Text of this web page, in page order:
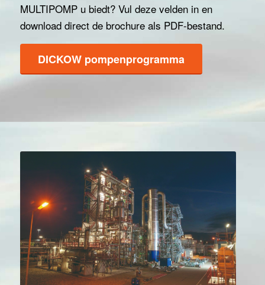
MULTIPOMP u biedt? Vul deze velden in en
download direct de brochure als PDF-bestand.
DICKOW pompenprogramma